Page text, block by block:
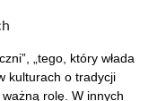
„tego, który włada
kulturach o tradycji
rolę. W innych